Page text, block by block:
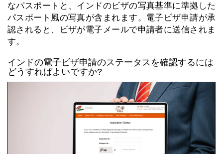
なパスポートと、インドのビザの写真基準に準拠した
パスポート風の写真が含まれます。電子ビザ申請が承
認されると、ビザが電子メールで申請者に送信されま
す。
インドの電子ビザ申請のステータスを確認するには
どうすればよいですか?